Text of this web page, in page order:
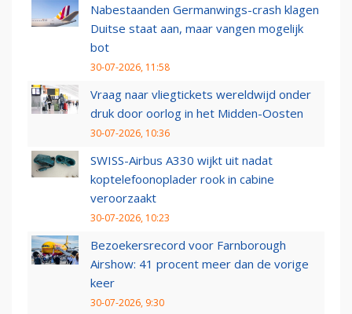
Nabestaanden Germanwings-crash klagen
Duitse staat aan, maar vangen mogelijk
bot
30-07-2026, 11:58
Vraag naar vliegtickets wereldwijd onder
druk door oorlog in het Midden-Oosten
30-07-2026, 10:36
SWISS-Airbus A330 wijkt uit nadat
koptelefoonoplader rook in cabine
veroorzaakt
30-07-2026, 10:23
Bezoekersrecord voor Farnborough
Airshow: 41 procent meer dan de vorige
keer
30-07-2026, 9:30